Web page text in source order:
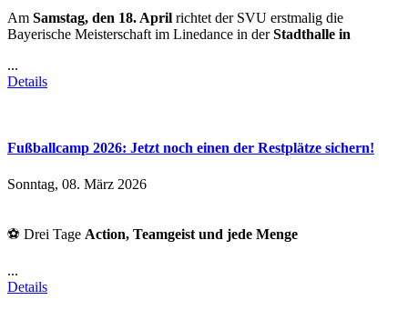
Am Samstag, den 18. April richtet der SVU erstmalig die
Bayerische Meisterschaft im Linedance in derStadthalle in
...
Details
Fußballcamp 2026: Jetzt noch einen der Restplätze sichern!
Sonntag, 08. März 2026
⚽ Drei Tage Action, Teamgeist und jede Menge
...
Details